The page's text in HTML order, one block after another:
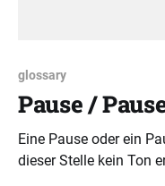
glossary
Pause /
Eine Pause oder ein
dieser Stelle kein Ton